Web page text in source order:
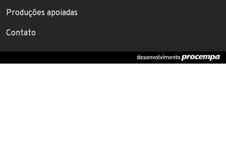
Footer menu
Produções apoiadas
Contato